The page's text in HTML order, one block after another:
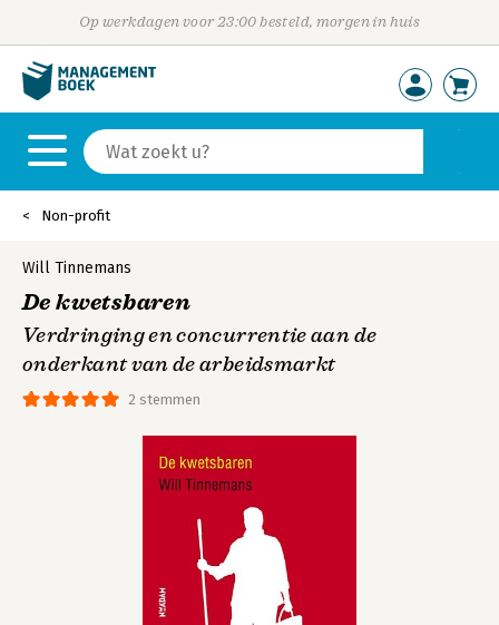
Op werkdagen voor 23:00 besteld, morgen in huis
Non-profit
2 stemmen
Will Tinnemans
De kwetsbaren
Verdringing en concurrentie aan de
onderkant van de arbeidsmarkt